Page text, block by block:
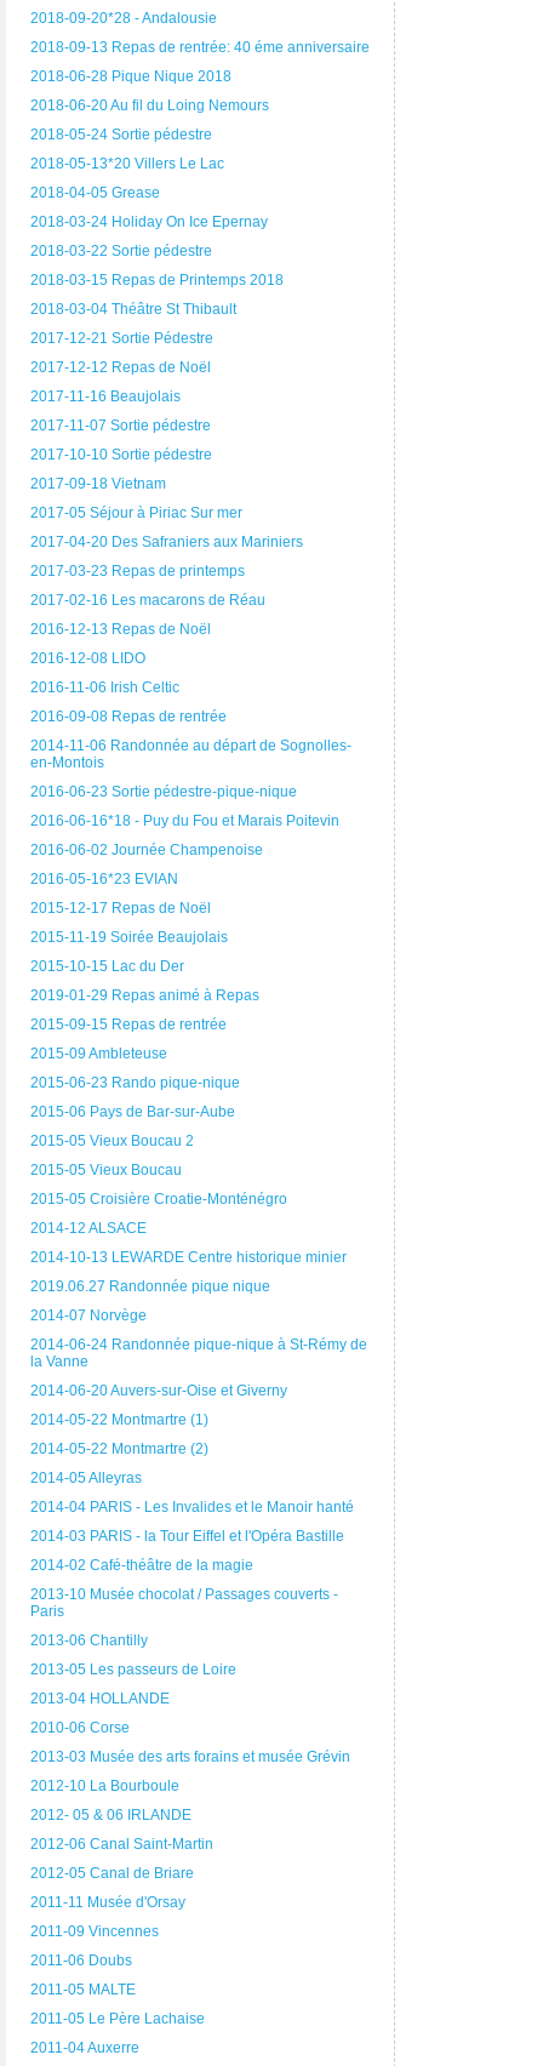
2018-09-20*28 - Andalousie
2018-09-13 Repas de rentrée: 40 éme anniversaire
2018-06-28 Pique Nique 2018
2018-06-20 Au fil du Loing Nemours
2018-05-24 Sortie pédestre
2018-05-13*20 Villers Le Lac
2018-04-05 Grease
2018-03-24 Holiday On Ice Epernay
2018-03-22 Sortie pédestre
2018-03-15 Repas de Printemps 2018
2018-03-04 Théâtre St Thibault
2017-12-21 Sortie Pédestre
2017-12-12 Repas de Noël
2017-11-16 Beaujolais
2017-11-07 Sortie pédestre
2017-10-10 Sortie pédestre
2017-09-18 Vietnam
2017-05 Séjour à Piriac Sur mer
2017-04-20 Des Safraniers aux Mariniers
2017-03-23 Repas de printemps
2017-02-16 Les macarons de Réau
2016-12-13 Repas de Noël
2016-12-08 LIDO
2016-11-06 Irish Celtic
2016-09-08 Repas de rentrée
2014-11-06 Randonnée au départ de Sognolles-
en-Montois
2016-06-23 Sortie pédestre-pique-nique
2016-06-16*18 - Puy du Fou et Marais Poitevin
2016-06-02 Journée Champenoise
2016-05-16*23 EVIAN
2015-12-17 Repas de Noël
2015-11-19 Soirée Beaujolais
2015-10-15 Lac du Der
2019-01-29 Repas animé à Repas
2015-09-15 Repas de rentrée
2015-09 Ambleteuse
2015-06-23 Rando pique-nique
2015-06 Pays de Bar-sur-Aube
2015-05 Vieux Boucau 2
2015-05 Vieux Boucau
2015-05 Croisière Croatie-Monténégro
2014-12 ALSACE
2014-10-13 LEWARDE Centre historique minier
2019.06.27 Randonnée pique nique
2014-07 Norvège
2014-06-24 Randonnée pique-nique à St-Rémy de
la Vanne
2014-06-20 Auvers-sur-Oise et Giverny
2014-05-22 Montmartre (1)
2014-05-22 Montmartre (2)
2014-05 Alleyras
2014-04 PARIS - Les Invalides et le Manoir hanté
2014-03 PARIS - la Tour Eiffel et l'Opéra Bastille
2014-02 Café-théâtre de la magie
2013-10 Musée chocolat / Passages couverts -
Paris
2013-06 Chantilly
2013-05 Les passeurs de Loire
2013-04 HOLLANDE
2010-06 Corse
2013-03 Musée des arts forains et musée Grévin
2012-10 La Bourboule
2012- 05 & 06 IRLANDE
2012-06 Canal Saint-Martin
2012-05 Canal de Briare
2011-11 Musée d'Orsay
2011-09 Vincennes
2011-06 Doubs
2011-05 MALTE
2011-05 Le Père Lachaise
2011-04 Auxerre